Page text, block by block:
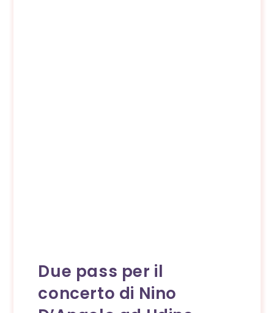
Due pass per il
concerto di Nino